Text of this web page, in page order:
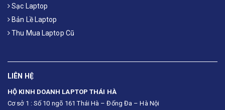
Sạc Laptop
Bản Lề Laptop
Thu Mua Laptop Cũ
LIÊN HỆ
HỘ KINH DOANH LAPTOP THÁI HÀ
Cơ sở 1 : Số 10 ngõ 161 Thái Hà – Đống Đa – Hà Nội